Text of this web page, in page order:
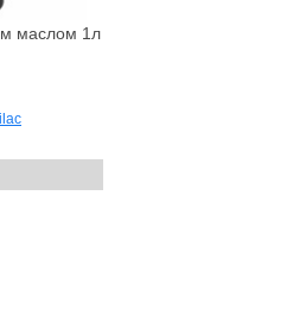
маслом 1л